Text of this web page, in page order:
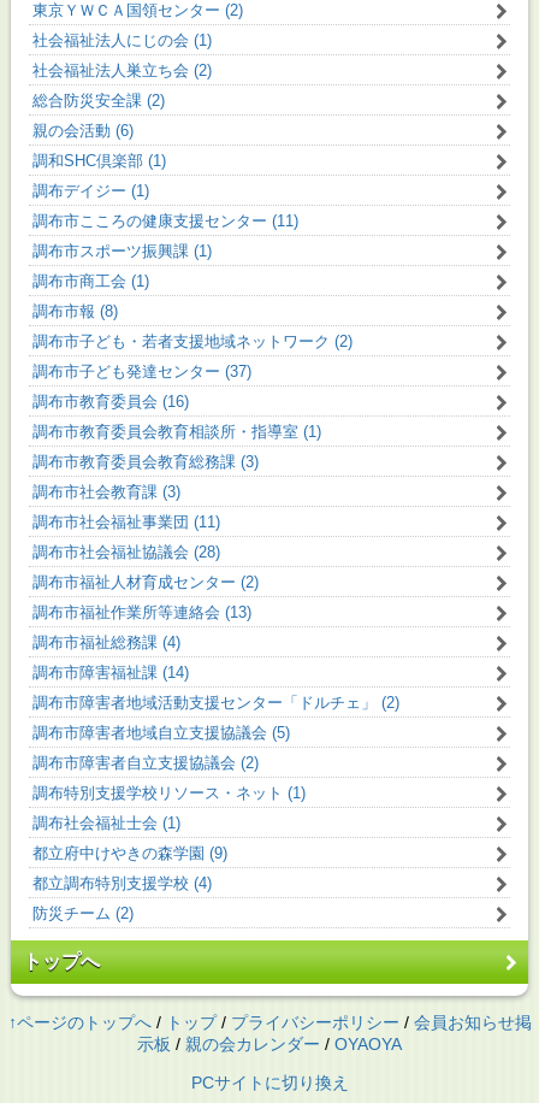
東京ＹＷＣＡ国領センター (2)
社会福祉法人にじの会 (1)
社会福祉法人巣立ち会 (2)
総合防災安全課 (2)
親の会活動 (6)
調和SHC倶楽部 (1)
調布デイジー (1)
調布市こころの健康支援センター (11)
調布市スポーツ振興課 (1)
調布市商工会 (1)
調布市報 (8)
調布市子ども・若者支援地域ネットワーク (2)
調布市子ども発達センター (37)
調布市教育委員会 (16)
調布市教育委員会教育相談所・指導室 (1)
調布市教育委員会教育総務課 (3)
調布市社会教育課 (3)
調布市社会福祉事業団 (11)
調布市社会福祉協議会 (28)
調布市福祉人材育成センター (2)
調布市福祉作業所等連絡会 (13)
調布市福祉総務課 (4)
調布市障害福祉課 (14)
調布市障害者地域活動支援センター「ドルチェ」 (2)
調布市障害者地域自立支援協議会 (5)
調布市障害者自立支援協議会 (2)
調布特別支援学校リソース・ネット (1)
調布社会福祉士会 (1)
都立府中けやきの森学園 (9)
都立調布特別支援学校 (4)
防災チーム (2)
トップへ
↑ページのトップへ/ トップ/ プライバシーポリシー / 会員お知らせ掲
示板 / 親の会カレンダー / OYAOYA
PCサイトに切り換え